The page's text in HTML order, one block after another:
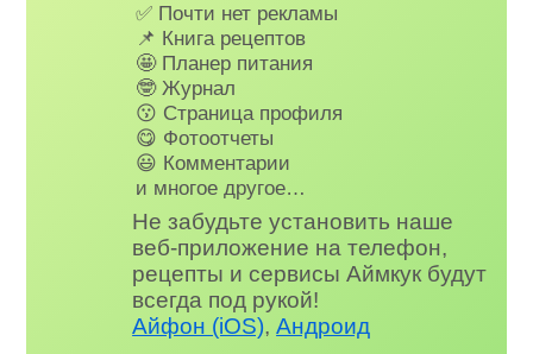
✅ Почти нет рекламы
📌 Книга рецептов
🤩 Планер питания
🤓 Журнал
😗 Страница профиля
😋 Фотоотчеты
😃 Комментарии
и многое другое…
Не забудьте установить наше
веб-приложение на телефон,
рецепты и сервисы Аймкук будут
всегда под рукой!
Айфон (iOS),Андроид